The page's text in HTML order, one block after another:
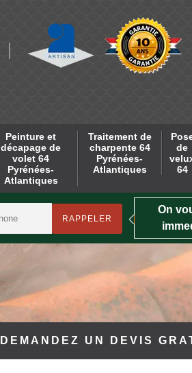
Peinture et
décapage de
volet 64
Pyrénées-
Atlantiques
Traitement de
charpente 64
Pyrénées-
Atlantiques
de
64
On
DEMANDEZ UN DEVIS